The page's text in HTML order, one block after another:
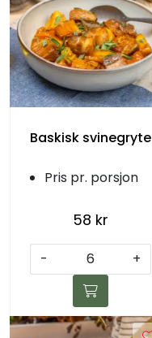
Baskisk svinegryte
Pris pr. porsjon
58 kr
- +